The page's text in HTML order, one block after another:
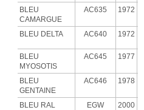
BLEU
CAMARGUE
AC635 1972
BLEU DELTA AC640 1972
BLEU
MYOSOTIS
AC645 1977
BLEU
GENTAINE
AC646 1978
BLEU RAL
EGW 2000